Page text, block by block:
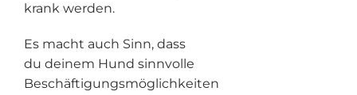
krank werden.
Es macht auch Sinn, dass
du deinem Hund sinnvolle
Beschäftigungsmöglichkeiten